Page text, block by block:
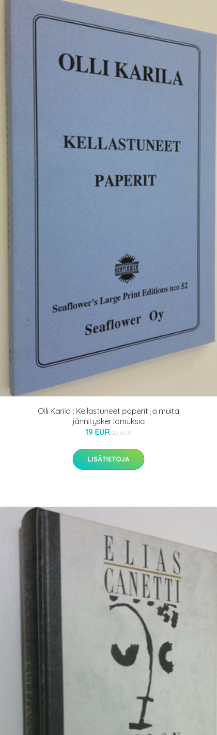
Olli Karila : Kellastuneet paperit ja muita
jännityskertomuksia
19 EUR 25 EUR
LISÄTIETOJA